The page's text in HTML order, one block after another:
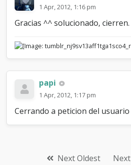
1 Apr, 2012, 1:16 pm
Gracias ^^ solucionado, cierren.
papi
1 Apr, 2012, 1:17 pm
Cerrando a peticion del
Next Oldest